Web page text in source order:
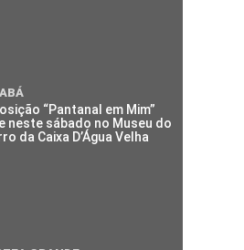
“Pantanal em Mim”
neste sábado no Museu do
da Caixa D’Água Velha